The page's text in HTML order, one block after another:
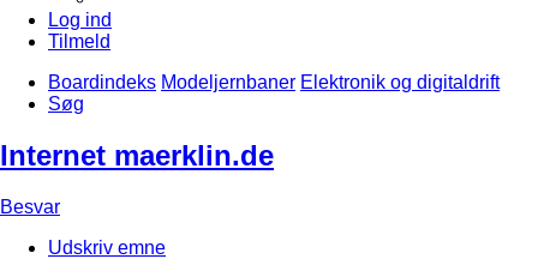
Log ind
Tilmeld
Boardindeks Modeljernbaner Elektronik og digitaldrift
Søg
Internet maerklin.de
Besvar
Udskriv emne